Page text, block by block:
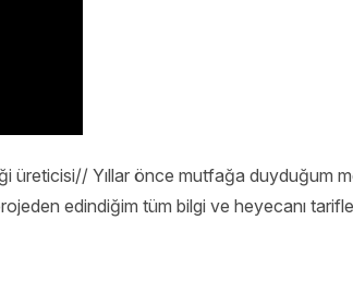
üreticisi// Yıllar önce mutfağa duyduğum
edindiğim tüm bilgi ve heyecanı